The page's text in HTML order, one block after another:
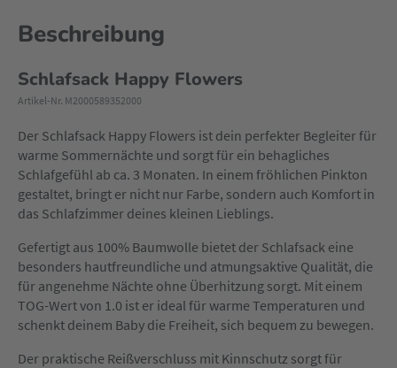
Beschreibung
Schlafsack Happy Flowers
Artikel-Nr. M2000589352000
Der Schlafsack Happy Flowers ist dein perfekter Begleiter für
warme Sommernächte und sorgt für ein behagliches
Schlafgefühl ab ca. 3 Monaten. In einem fröhlichen Pinkton
gestaltet, bringt er nicht nur Farbe, sondern auch Komfort in
das Schlafzimmer deines kleinen Lieblings.
Gefertigt aus 100% Baumwolle bietet der Schlafsack eine
besonders hautfreundliche und atmungsaktive Qualität, die
für angenehme Nächte ohne Überhitzung sorgt. Mit einem
TOG-Wert von 1.0 ist er ideal für warme Temperaturen und
schenkt deinem Baby die Freiheit, sich bequem zu bewegen.
Der praktische Reißverschluss mit Kinnschutz sorgt für